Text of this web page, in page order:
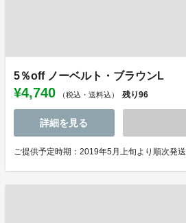
5％off ノーベルト・ブラウンL
¥4,740 （税込・送料込） 残り96
詳細を見る
ご提供予定時期：2019年5月上旬より順次発送